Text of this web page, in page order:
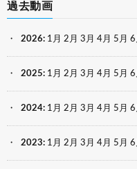
過去動画
2026: 1月 2月 3月 4月 5月 6
2025: 1月 2月 3月 4月 5月 6
2024: 1月 2月 3月 4月 5月 6
2023: 1月 2月 3月 4月 5月 6